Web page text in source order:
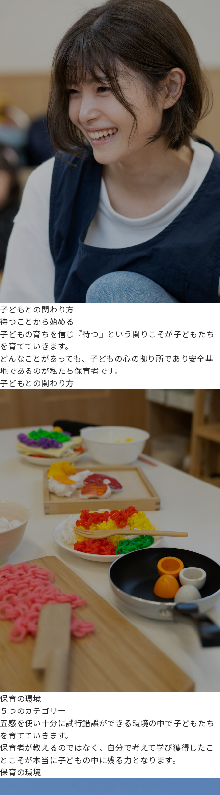
子どもとの関わり方
待つことから始める
子どもの育ちを信じ『待つ』という関りこそが子どもたち
を育てていきます。
どんなことがあっても、子どもの心の拠り所であり安全基
地であるのが私たち保育者です。
子どもとの関わり方
保育の環境
５つのカテゴリー
五感を使い十分に試行錯誤ができる環境の中で子どもたち
を育てていきます。
保育者が教えるのではなく、自分で考えて学び獲得したこ
とこそが本当に子どもの中に残る力となります。
保育の環境